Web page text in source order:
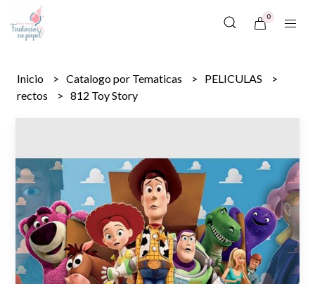
0
Inicio Catalogo por Tematicas
PELICULAS
rectos
812 Toy Story